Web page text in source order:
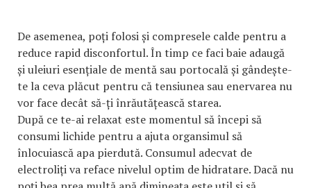
De asemenea, poți folosi și compresele calde pentru a
reduce rapid disconfortul. În timp ce faci baie adaugă
și uleiuri esențiale de mentă sau portocală și gândește-
te la ceva plăcut pentru că tensiunea sau enervarea nu
vor face decât să-ți înrăutățească starea.
După ce te-ai relaxat este momentul să începi să
consumi lichide pentru a ajuta organsimul să
înlocuiască apa pierdută. Consumul adecvat de
electroliți va reface nivelul optim de hidratare. Dacă nu